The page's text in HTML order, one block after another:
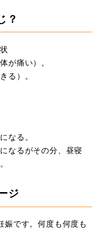
？
が痛い）。
る）。
なる。
なるがその分、昼寝
ジ
です。何度も何度も